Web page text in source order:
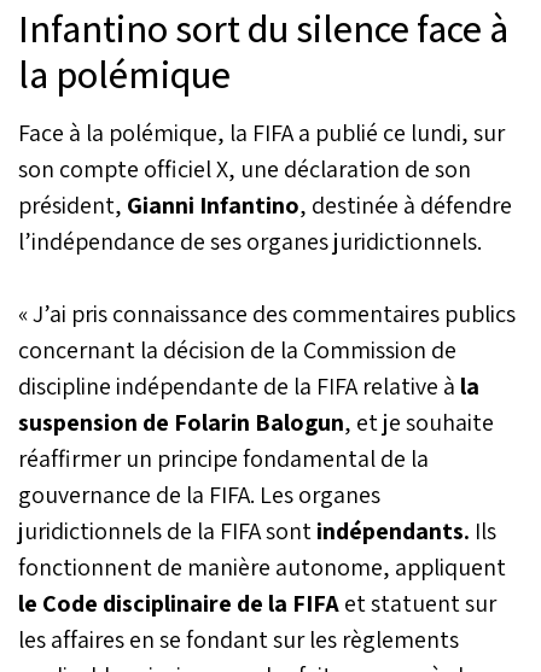
Infantino sort du silence face à
la polémique
Face à la polémique, la FIFA a publié ce lundi, sur
son compte officiel X, une déclaration de son
président, Gianni Infantino, destinée à défendre
l’indépendance de ses organes juridictionnels.
« J’ai pris connaissance des commentaires publics
concernant la décision de la Commission de
discipline indépendante de la FIFA relative à la
suspension de Folarin Balogun, et je souhaite
réaffirmer un principe fondamental de la
gouvernance de la FIFA. Les organes
juridictionnels de la FIFA sontindépendants. Ils
fonctionnent de manière autonome, appliquent
le Code disciplinaire de la FIFAet statuent sur
les affaires en se fondant sur les règlements